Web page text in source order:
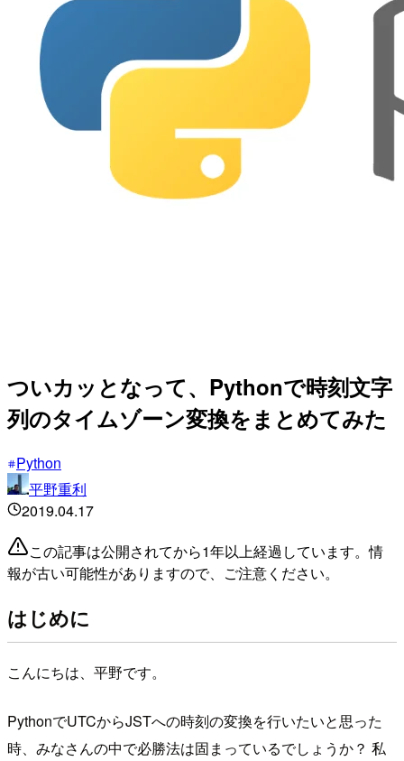
ついカッとなって、Pythonで時刻文字
列のタイムゾーン変換をまとめてみた
Python
平野重利
2019.04.17
この記事は公開されてから1年以上経過しています。情
報が古い可能性がありますので、ご注意ください。
はじめに
こんにちは、平野です。
PythonでUTCからJSTへの時刻の変換を行いたいと思った
時、みなさんの中で必勝法は固まっているでしょうか？ 私